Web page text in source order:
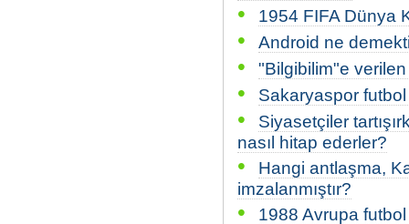
• 1954 FIFA Dünya
• Android ne
• "Bilgibilim"e
• Sakaryaspor
•
Siyasetçiler
nasıl hitap ederler?
•
Hangi antlaşma,
imzalanmıştır?
• 1988 Avrupa